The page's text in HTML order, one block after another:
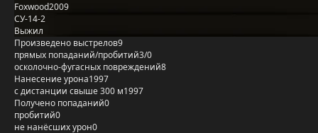
Foxwood2009
СУ-14-2
Выжил
Произведено выстрелов9
прямых попаданий/пробитий3/0
осколочно-фугасных повреждений8
Нанесение урона1997
с дистанции свыше 300 м1997
Получено попаданий0
пробитий0
не нанёсших урон0